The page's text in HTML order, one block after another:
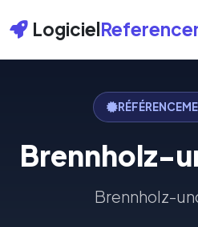
Logiciel
Brennholz-
Brennholz-